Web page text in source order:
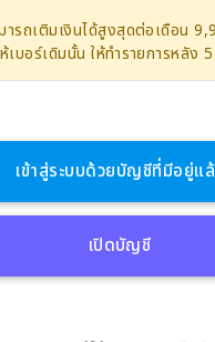
ารถเติมเงินได้สูงสุดต่อเดือน
เบอร์เดิมนั้น ให้ทำรายการหลัง
เข้าสู่ระบบด้วยบัญชีที่มีอยู่แ
เปิดบัญชี